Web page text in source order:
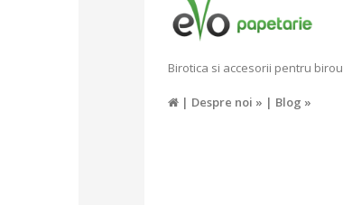
Birotica si accesorii pentru birou
| Despre noi » | Blog »